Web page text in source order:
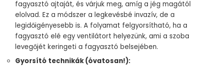
fagyasztó ajtaját, és várjuk meg, amíg a jég magától
elolvad. Ez a módszer a legkevésbé invazív, de a
legidőigényesebb is. A folyamat felgyorsítható, ha a
fagyasztó elé egy ventilátort helyezünk, ami a szoba
levegőjét keringeti a fagyasztó belsejében.
Gyorsító technikák (óvatosan!):